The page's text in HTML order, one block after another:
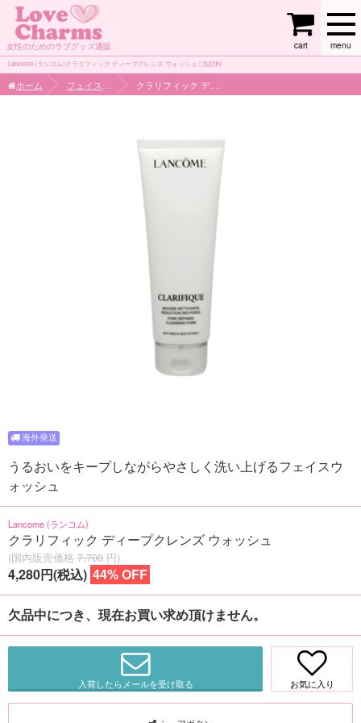
女性のためのラブグッズ通販 menu
cart
Lancome (ランコム)クラリフィック ディープクレンズ ウォッシュ | 洗顔料
ホーム
うるおいをキープしながらやさしく洗い上げるフェイスウ
ォッシュ
Lancome (ランコム)
クラリフィック ディープクレンズ ウォッシュ
(国内販売価格 7,700 円)
4,280円(税込) 44% OFF
欠品中につき、現在お買い求め頂けません。
入荷したらメールを受け取る お気に入り